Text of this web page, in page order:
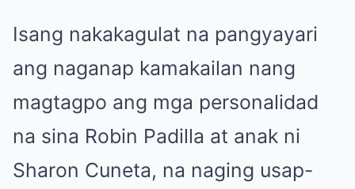
Isang nakakagulat na pangyayari
ang naganap kamakailan nang
magtagpo ang mga personalidad
na sina Robin Padilla at anak ni
Sharon Cuneta, na naging usap-